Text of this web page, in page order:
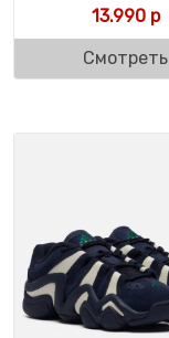
13.990р
Смотреть